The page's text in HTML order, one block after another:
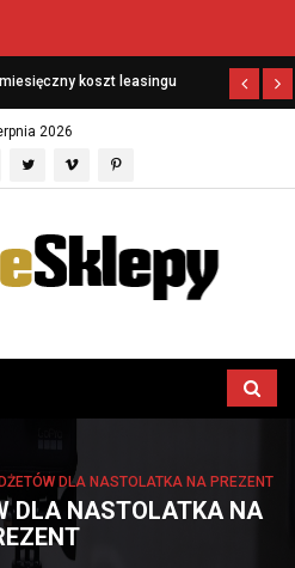
koszt leasingu
2026
DLA NASTOLATKA NA PREZENT
DLA NASTOLATKA NA